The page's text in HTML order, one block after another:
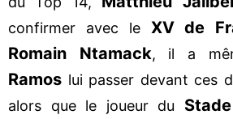
confirmer avec leXV de
Romain Ntamack, il a
Ramos lui passer devant ces
alors que le joueur du